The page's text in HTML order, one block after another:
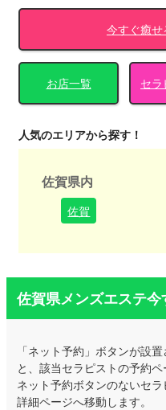
今すぐ癒
お店一覧 セ
人気のエリアから探す！
佐賀県内
佐賀
佐賀県メンズエステ
「ネット予約」ボタンが設
と、該当セラピストの予約
ネット予約ボタンのないセ
詳細ページへ移動します。